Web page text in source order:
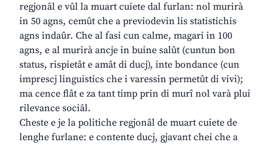
regjonâl e vûl la muart cuiete dal furlan: nol murirà
in 50 agns, cemût che a previodevin lis statistichis
agns indaûr. Che al fasi cun calme, magari in 100
agns, e al murirà ancje in buine salût (cuntun bon
status, rispietât e amât di ducj), inte bondance (cun
imprescj linguistics che i varessin permetût di vivi);
ma cence flât e za tant timp prin di murî nol varà plui
rilevance sociâl.
Cheste e je la politiche regjonâl de muart cuiete de
lenghe furlane: e contente ducj, gjavant chei che a